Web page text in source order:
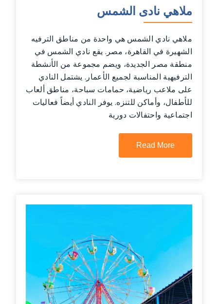
ملاهي نادى الشمس
ملاهي نادي الشمس هي واحدة من مناطق الترفيه
الشهيرة في القاهرة، مصر. يقع نادي الشمس في
منطقة مصر الجديدة، ويضم مجموعة من الأنشطة
الترفيهية المناسبة لجميع الأعمار. يشتمل النادي
على ملاعب رياضية، حمامات سباحة، مناطق ألعاب
للأطفال، وأماكن للتنزه. يوفر النادي أيضاً فعاليات
اجتماعية واحتفالات دورية
Read More